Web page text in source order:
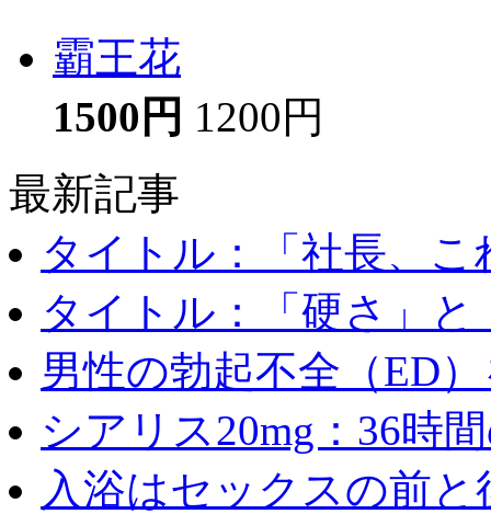
霸王花
1500円 1200円
最新記事
タイトル：「社長、こ
タイトル：「硬さ」と
男性の勃起不全（ED
シアリス20mg：36時
入浴はセックスの前と